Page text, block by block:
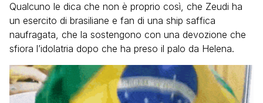
Qualcuno le dica che non è proprio così, che Zeudi ha
un esercito di brasiliane e fan di una ship saffica
naufragata, che la sostengono con una devozione che
sfiora l’idolatria dopo che ha preso il palo da Helena.